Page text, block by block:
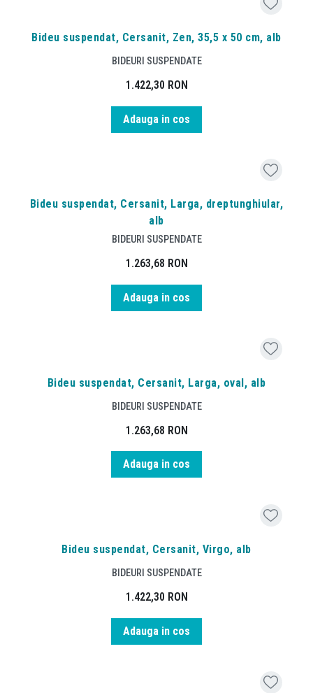
Bideu suspendat, Cersanit, Zen, 35,5 x 50 cm, alb
BIDEURI SUSPENDATE
1.422,30 RON
Adauga in cos
Bideu suspendat, Cersanit, Larga, dreptunghiular,
alb
BIDEURI SUSPENDATE
1.263,68 RON
Adauga in cos
Bideu suspendat, Cersanit, Larga, oval, alb
BIDEURI SUSPENDATE
1.263,68 RON
Adauga in cos
Bideu suspendat, Cersanit, Virgo, alb
BIDEURI SUSPENDATE
1.422,30 RON
Adauga in cos